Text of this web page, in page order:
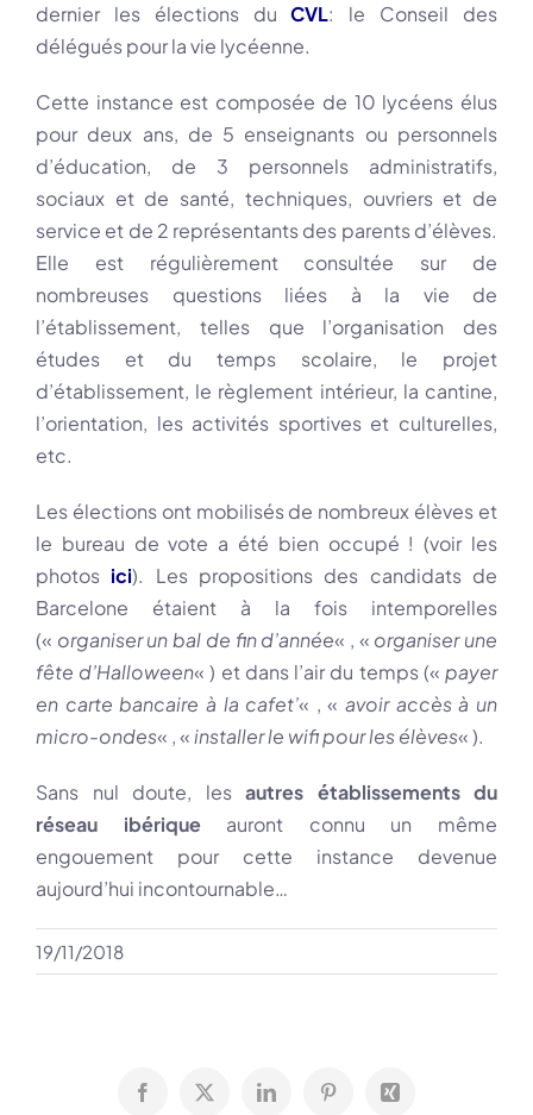
dernier les élections duCVL: le Conseil des
délégués pour la vie lycéenne.
Cette instance est composée de 10 lycéens élus
pour deux ans, de 5 enseignants ou personnels
d’éducation, de 3 personnels administratifs,
sociaux et de santé, techniques, ouvriers et de
service et de 2 représentants des parents d’élèves.
Elle est régulièrement consultée sur de
nombreuses questions liées à la vie de
l’établissement, telles que l’organisation des
études et du temps scolaire, le projet
d’établissement, le règlement intérieur, la cantine,
l’orientation, les activités sportives et culturelles,
etc.
Les élections ont mobilisés de nombreux élèves et
le bureau de vote a été bien occupé ! (voir les
photos ici). Les propositions des candidats de
Barcelone étaient à la fois intemporelles
(« organiser un bal de fin d’année« , « organiser une
fête d’Halloween« ) et dans l’air du temps («payer
en carte bancaire à la cafet’« , «avoir accès à un
micro-ondes« , «installer le wifi pour les élèves« ).
Sans nul doute, les autres établissements du
réseau ibériqueauront connu un même
engouement pour cette instance devenue
aujourd’hui incontournable…
19/11/2018
Facebook
X LinkedInPinterestXing